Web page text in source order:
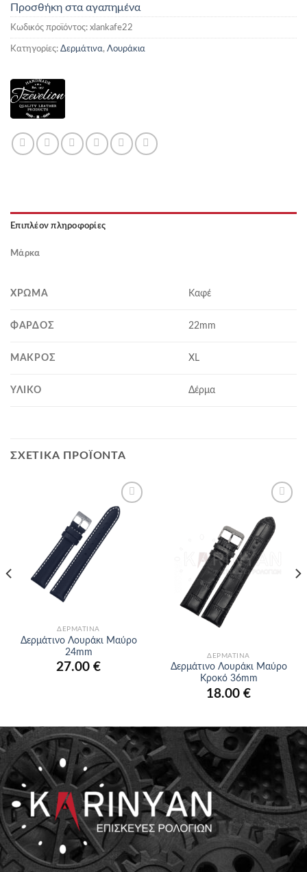
Προσθήκη στα αγαπημένα
Κωδικός προϊόντος: xlankafe22
Κατηγορίες: Δερμάτινα, Λουράκια
Επιπλέον πληροφορίες
Μάρκα
ΧΡΏΜΑ Καφέ
ΦΆΡΔΟΣ 22mm
MΆΚΡΟΣ XL
ΥΛΙΚΌ Δέρμα
ΣΧΕΤΙΚΆ ΠΡΟΪΌΝΤΑ
Προσθήκη
στα
αγαπημένα
ΔΕΡΜΆΤΙΝΑ
Δερμάτινο Λουράκι Μαύρο
24mm
27.00 €
στα
αγαπημένα
ΔΕΡΜΆΤΙΝΑ
Δερμάτινο Λουράκι Μαύρο
Κροκό 36mm
18.00 €